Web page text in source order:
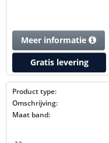
Meer informatie
Gratis levering
Product type:
Omschrijving:
Maat band: